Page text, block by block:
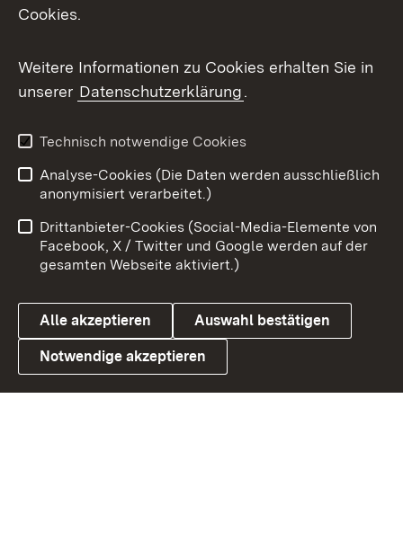
Messenger
Social Wall
X / Twitter
Youtube
Link zum Landesportal
Benutzungshinweise
Barrierefreiheit
Datenschutz
Cookies
Cookies.
Weitere Informationen zu Cookies erhalten Sie in
unserer Datenschutzerklärung.
Technisch notwendige Cookies
Analyse-Cookies (Die Daten werden ausschließlich
anonymisiert verarbeitet.)
Drittanbieter-Cookies (Social-Media-Elemente von
Facebook, X / Twitter und Google werden auf der
gesamten Webseite aktiviert.)
Alle akzeptieren Auswahl bestätigen
Notwendige akzeptieren